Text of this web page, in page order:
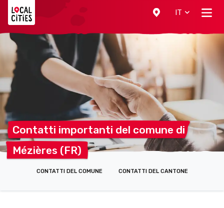
IT
Contatti importanti del comune di
Mézières (FR)
CONTATTI DEL COMUNE CONTATTI DEL CANTONE